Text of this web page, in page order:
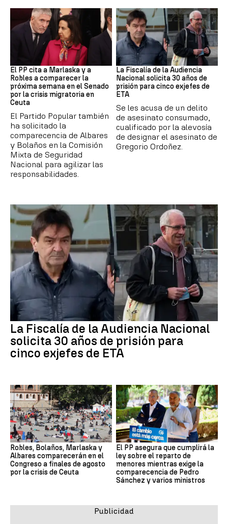
Crisis Migratoria
El PP cita a Marlaska y a
Robles a comparecer la
próxima semana en el Senado
por la crisis migratoria en
Ceuta
El Partido Popular también
ha solicitado la
comparecencia de Albares
y Bolaños en la Comisión
Mixta de Seguridad
Nacional para agilizar las
responsabilidades.
ETA
La Fiscalía de la Audiencia
Nacional solicita 30 años de
prisión para cinco exjefes de
ETA
Se les acusa de un delito
de asesinato consumado,
cualificado por la alevosía
de designar el asesinato de
Gregorio Ordoñez.
La Fiscalía de la Audiencia Nacional
solicita 30 años de prisión para
cinco exjefes de ETA
Robles, Bolaños, Marlaska y
Albares comparecerán en el
Congreso a finales de agosto
por la crisis de Ceuta
El PP asegura que cumplirá la
ley sobre el reparto de
menores mientras exige la
comparecencia de Pedro
Sánchez y varios ministros